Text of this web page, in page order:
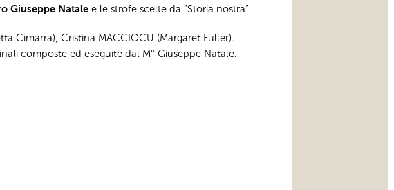
Giuseppe Natale e le strofe scelte da “Storia nostra”
Cimarra); Cristina MACCIOCU (Margaret Fuller).
composte ed eseguite dal M° Giuseppe Natale.